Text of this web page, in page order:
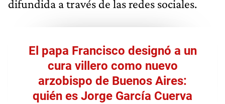
difundida a través de las redes sociales.
El papa Francisco designó a un
cura villero como nuevo
arzobispo de Buenos Aires:
quién es Jorge García Cuerva